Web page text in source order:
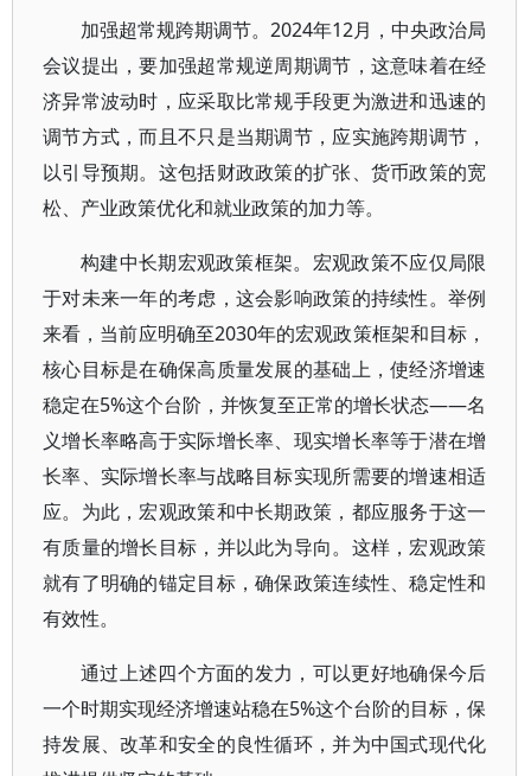
加强超常规跨期调节。2024年12月，中央政治局
会议提出，要加强超常规逆周期调节，这意味着在经
济异常波动时，应采取比常规手段更为激进和迅速的
调节方式，而且不只是当期调节，应实施跨期调节，
以引导预期。这包括财政政策的扩张、货币政策的宽
松、产业政策优化和就业政策的加力等。
构建中长期宏观政策框架。宏观政策不应仅局限
于对未来一年的考虑，这会影响政策的持续性。举例
来看，当前应明确至2030年的宏观政策框架和目标，
核心目标是在确保高质量发展的基础上，使经济增速
稳定在5%这个台阶，并恢复至正常的增长状态——名
义增长率略高于实际增长率、现实增长率等于潜在增
长率、实际增长率与战略目标实现所需要的增速相适
应。为此，宏观政策和中长期政策，都应服务于这一
有质量的增长目标，并以此为导向。这样，宏观政策
就有了明确的锚定目标，确保政策连续性、稳定性和
有效性。
通过上述四个方面的发力，可以更好地确保今后
一个时期实现经济增速站稳在5%这个台阶的目标，保
持发展、改革和安全的良性循环，并为中国式现代化